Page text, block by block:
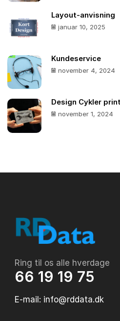
Layout-anvisning
januar 10, 2025
Kundeservice
november 4, 2024
Design Cykler
november 1, 2024
Ring til os alle hverdage
66 19 19 75
E-mail: info@rddata.dk